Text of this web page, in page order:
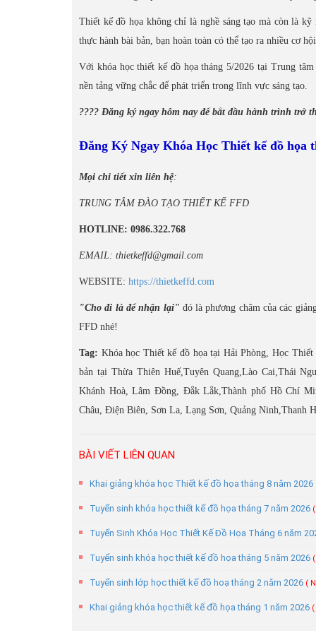
Thiết kế đồ họa không chỉ là nghề sáng tạo mà còn là
thực hành bài bản, bạn hoàn toàn có thể tạo ra nhiều cơ
Với khóa học thiết kế đồ họa tháng 5/2026 tại Trung
nền tảng vững chắc để phát triển trong lĩnh vực sáng tạo.
???? Đăng ký ngay hôm nay để bắt đầu hành trình trở
Đăng Ký Ngay Khóa Học Thiết kế đồ họa
Mọi chi tiết xin liên hệ:
TRUNG TÂM ĐÀO TẠO THIẾT KẾ FFD
HOTLINE: 0986.322.768
EMAIL: thietkeffd@gmail.com
WEBSITE: https://thietkeffd.com
"Cho đi là để nhận lại" đó là phương châm của các
FFD nhé!
Tag: Khóa học Thiết kế đồ họa tại Hải Phòng, Học
bản tại Thừa Thiên Huế,Tuyên Quang,Lào Cai,Thái
Khánh Hoà, Lâm Đồng, Đắk Lắk,Thành phố Hồ Chí
Châu, Điện Biên, Sơn La, Lạng Sơn, Quảng Ninh,Thanh
BÀI VIẾT LIÊN QUAN
Khai giảng khóa học Thiết kế đồ họa tháng 8 năm 2026
Tuyển sinh khóa học thiết kế đồ họa tháng 7 năm 2026
Tuyển Sinh Khóa Học Thiết Kế Đồ Họa Tháng 6 năm
Tuyển sinh khóa học thiết kế đồ họa tháng 5 năm 2026
Tuyển sinh lớp học thiết kế đồ hoạ tháng 2 năm 2026 (
Khai giảng khóa học thiết kế đồ họa tháng 1 năm 2026